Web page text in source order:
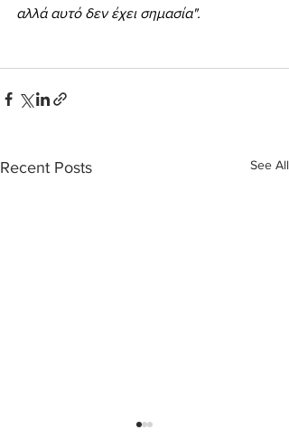
αλλά αυτό δεν έχει σημασία".
Recent Posts See All